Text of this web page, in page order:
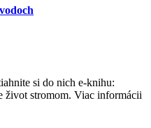
si do nich e-knihu:
život stromom. Viac informácii